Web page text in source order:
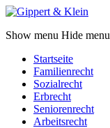
Show menu Hide menu
Startseite
Familienrecht
Sozialrecht
Erbrecht
Seniorenrecht
Arbeitsrecht